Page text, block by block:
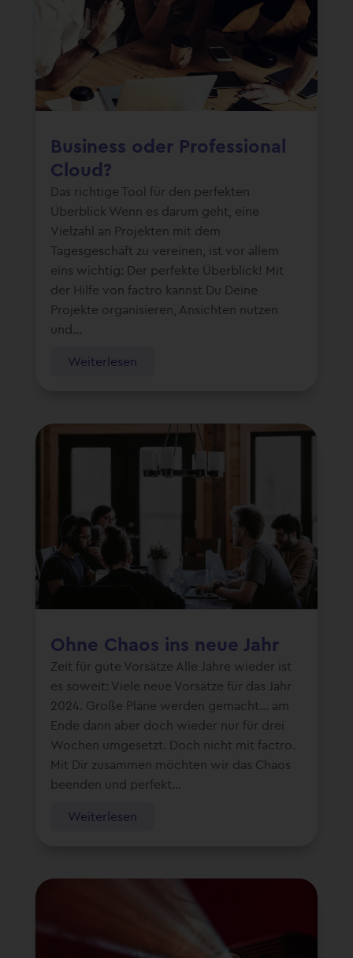
Business oder Professional
Cloud?
Das richtige Tool für den perfekten
Überblick Wenn es darum geht, eine
Vielzahl an Projekten mit dem
Tagesgeschäft zu vereinen, ist vor allem
eins wichtig: Der perfekte Überblick! Mit
der Hilfe von factro kannst Du Deine
Projekte organisieren, Ansichten nutzen
und...
Weiterlesen
Ohne Chaos ins neue Jahr
Zeit für gute Vorsätze Alle Jahre wieder ist
es soweit: Viele neue Vorsätze für das Jahr
2024. Große Pläne werden gemacht... am
Ende dann aber doch wieder nur für drei
Wochen umgesetzt. Doch nicht mit factro.
Mit Dir zusammen möchten wir das Chaos
beenden und perfekt...
Weiterlesen